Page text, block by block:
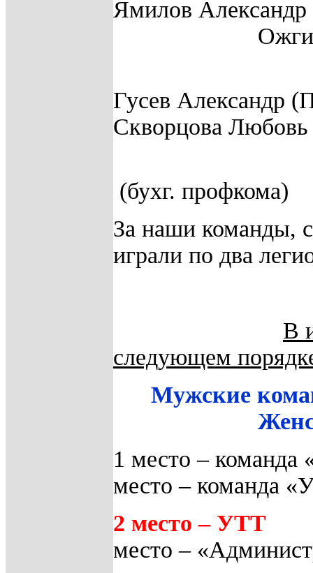
Ямилов
Гусев Александр
Скворцова Любовь
(бухг. профкома)
За наши команды,
играли по два
В
следующем
Мужские
1 место – команда
место – команда
2 место – УТТ
место –